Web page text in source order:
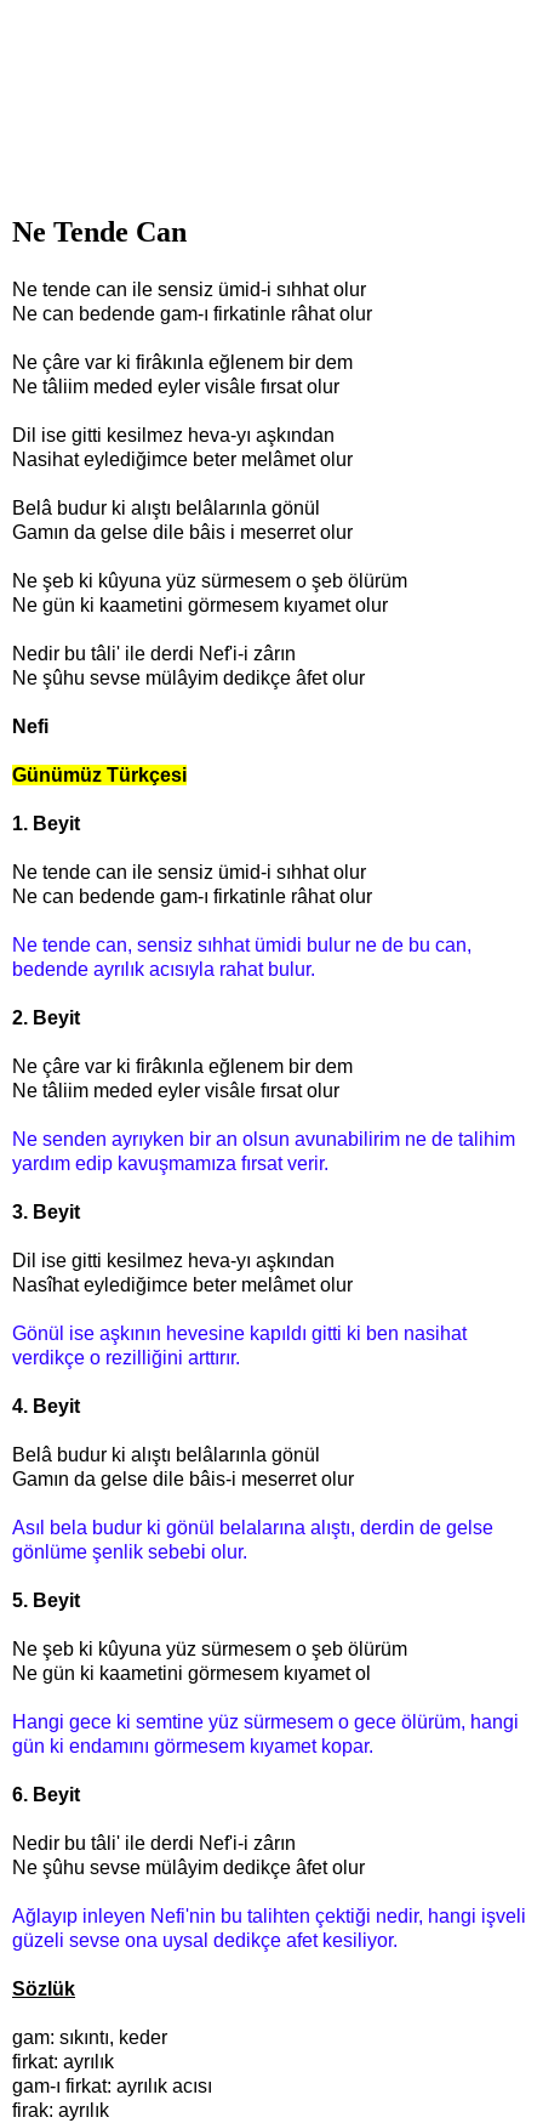
Ne Tende Can
Ne tende can ile sensiz ümid-i sıhhat olur
Ne can bedende gam-ı firkatinle râhat olur
Ne çâre var ki firâkınla eğlenem bir dem
Ne tâliim meded eyler visâle fırsat olur
Dil ise gitti kesilmez heva-yı aşkından
Nasihat eylediğimce beter melâmet olur
Belâ budur ki alıştı belâlarınla gönül
Gamın da gelse dile bâis i meserret olur
Ne şeb ki kûyuna yüz sürmesem o şeb ölürüm
Ne gün ki kaametini görmesem kıyamet olur
Nedir bu tâli' ile derdi Nef'i-i zârın
Ne şûhu sevse mülâyim dedikçe âfet olur
Nefi
Günümüz Türkçesi
1. Beyit
Ne tende can ile sensiz ümid-i sıhhat olur
Ne can bedende gam-ı firkatinle râhat olur
Ne tende can, sensiz sıhhat ümidi bulur ne de bu can,
bedende ayrılık acısıyla rahat bulur.
2. Beyit
Ne çâre var ki firâkınla eğlenem bir dem
Ne tâliim meded eyler visâle fırsat olur
Ne senden ayrıyken bir an olsun avunabilirim ne de talihim
yardım edip kavuşmamıza fırsat verir.
3. Beyit
Dil ise gitti kesilmez heva-yı aşkından
Nasîhat eylediğimce beter melâmet olur
Gönül ise aşkının hevesine kapıldı gitti ki ben nasihat
verdikçe o rezilliğini arttırır.
4. Beyit
Belâ budur ki alıştı belâlarınla gönül
Gamın da gelse dile bâis-i meserret olur
Asıl bela budur ki gönül belalarına alıştı, derdin de gelse
gönlüme şenlik sebebi olur.
5. Beyit
Ne şeb ki kûyuna yüz sürmesem o şeb ölürüm
Ne gün ki kaametini görmesem kıyamet ol
Hangi gece ki semtine yüz sürmesem o gece ölürüm, hangi
gün ki endamını görmesem kıyamet kopar.
6. Beyit
Nedir bu tâli' ile derdi Nef'i-i zârın
Ne şûhu sevse mülâyim dedikçe âfet olur
Ağlayıp inleyen Nefi'nin bu talihten çektiği nedir, hangi işveli
güzeli sevse ona uysal dedikçe afet kesiliyor.
Sözlük
gam: sıkıntı, keder
firkat: ayrılık
gam-ı firkat: ayrılık acısı
firak: ayrılık